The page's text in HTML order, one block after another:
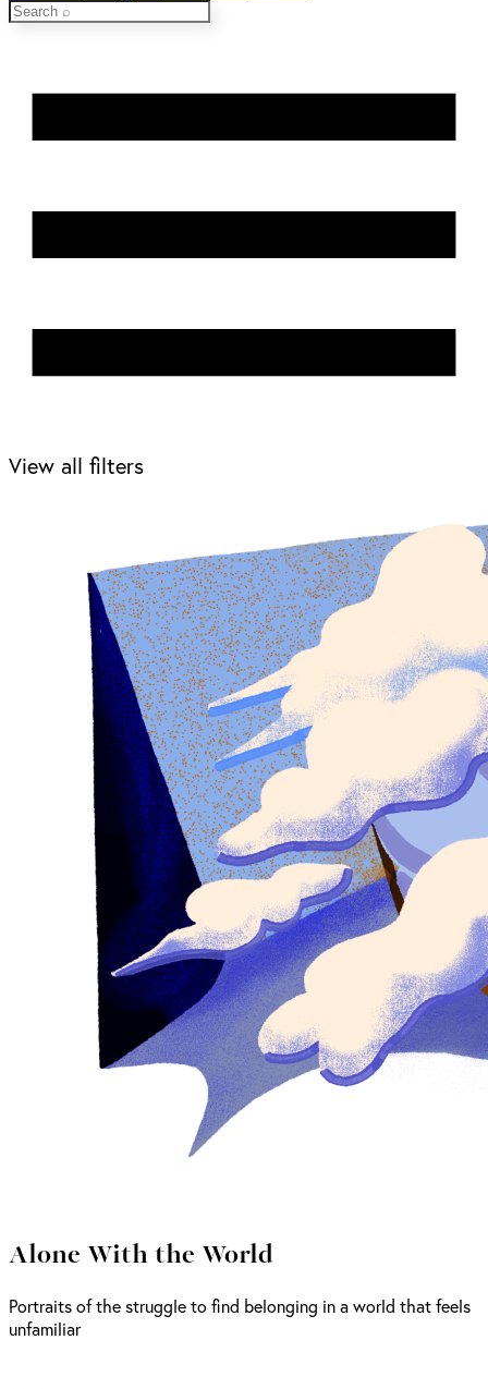
View all filters
Alone With the World
Portraits of the struggle to find belonging in a world that feels
unfamiliar